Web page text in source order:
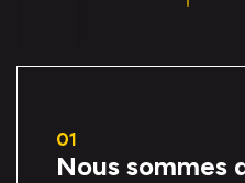
Nous sommes